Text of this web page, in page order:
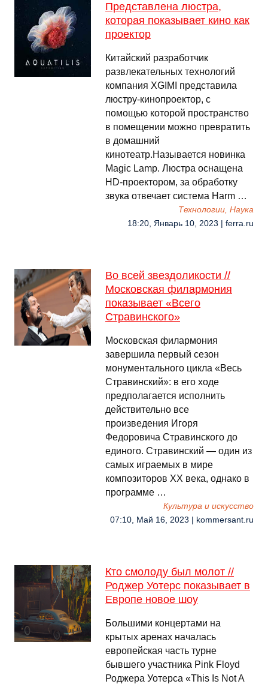
Представлена люстра,
которая показывает кино как
проектор
Китайский разработчик
развлекательных технологий
компания XGIMI представила
люстру-кинопроектор, с
помощью которой пространство
в помещении можно превратить
в домашний
кинотеатр.Называется новинка
Magic Lamp. Люстра оснащена
HD-проектором, за обработку
звука отвечает система Harm …
Технологии, Наука
18:20, Январь 10, 2023 | ferra.ru
Во всей звездоликости //
Московская филармония
показывает «Всего
Стравинского»
Московская филармония
завершила первый сезон
монументального цикла «Весь
Стравинский»: в его ходе
предполагается исполнить
действительно все
произведения Игоря
Федоровича Стравинского до
единого. Стравинский — один из
самых играемых в мире
композиторов ХХ века, однако в
программе …
Культура и искусство
07:10, Май 16, 2023 | kommersant.ru
Кто смолоду был молот //
Роджер Уотерс показывает в
Европе новое шоу
Большими концертами на
крытых аренах началась
европейская часть турне
бывшего участника Pink Floyd
Роджера Уотерса «This Is Not A